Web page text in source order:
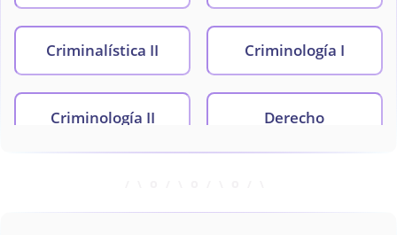
Criminalística II Criminología I
Criminología II
Derecho
Derechos Humanos